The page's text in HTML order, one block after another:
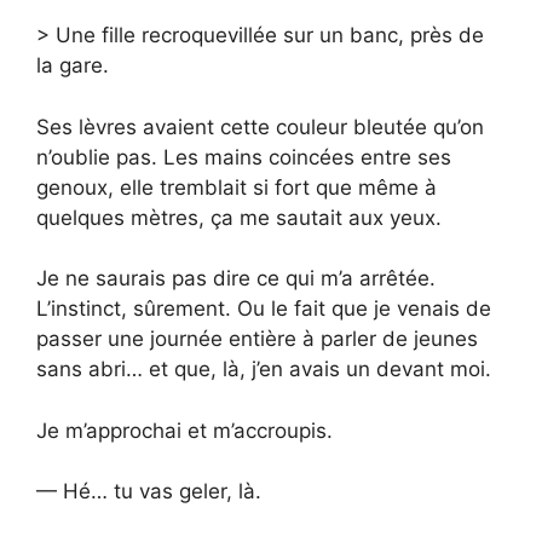
> Une fille recroquevillée sur un banc, près de
la gare.
Ses lèvres avaient cette couleur bleutée qu’on
n’oublie pas. Les mains coincées entre ses
genoux, elle tremblait si fort que même à
quelques mètres, ça me sautait aux yeux.
Je ne saurais pas dire ce qui m’a arrêtée.
L’instinct, sûrement. Ou le fait que je venais de
passer une journée entière à parler de jeunes
sans abri… et que, là, j’en avais un devant moi.
Je m’approchai et m’accroupis.
— Hé… tu vas geler, là.